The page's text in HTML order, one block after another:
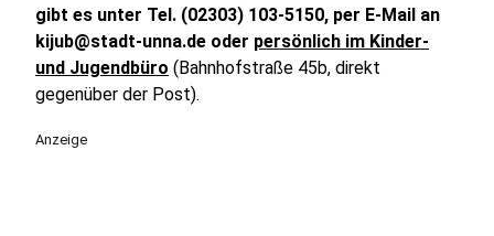
gibt es unter Tel. (02303) 103-5150, per E-Mail an
kijub@stadt-unna.de oder persönlich im Kinder-
und Jugendbüro (Bahnhofstraße 45b, direkt
gegenüber der Post).
Anzeige